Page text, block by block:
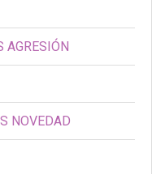
AGRESIÓN
NOVEDAD